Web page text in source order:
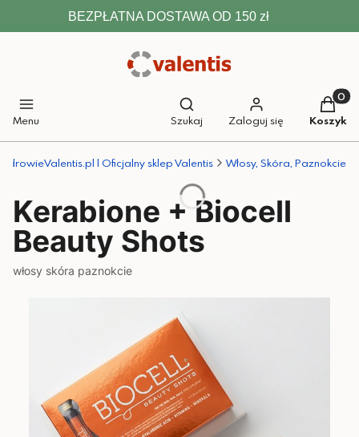
BEZPŁATNA DOSTAWA OD 150 zł
Menu
Otwórz wyszukiwarkę
Szukaj Zaloguj się Koszyk
ZdrowieValentis.pl | Oficjalny sklep Valentis Włosy, Skóra, Paznokcie
Kerabione + Biocell
Beauty Shots
włosy skóra paznokcie